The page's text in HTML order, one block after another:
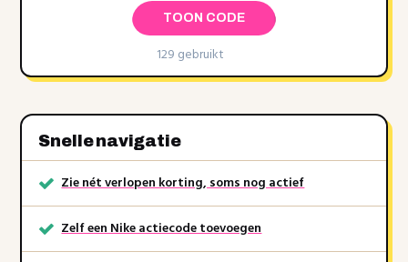
TOON CODE
129 gebruikt
Snelle navigatie
Zie nét verlopen korting, soms nog actief
Zelf een Nike actiecode toevoegen